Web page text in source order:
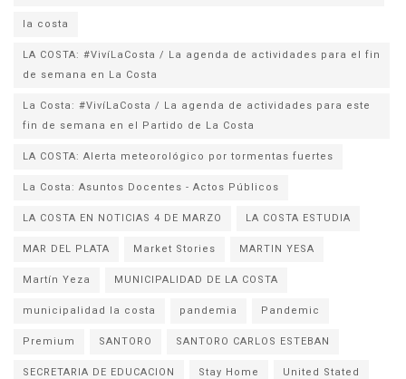
la costa
LA COSTA: #VivíLaCosta / La agenda de actividades para el fin
de semana en La Costa
La Costa: #VivíLaCosta / La agenda de actividades para este
fin de semana en el Partido de La Costa
LA COSTA: Alerta meteorológico por tormentas fuertes
La Costa: Asuntos Docentes - Actos Públicos
LA COSTA EN NOTICIAS 4 DE MARZO
LA COSTA ESTUDIA
MAR DEL PLATA
Market Stories
MARTIN YESA
Martín Yeza
MUNICIPALIDAD DE LA COSTA
municipalidad la costa
pandemia
Pandemic
Premium
SANTORO
SANTORO CARLOS ESTEBAN
SECRETARIA DE EDUCACION
Stay Home
United Stated